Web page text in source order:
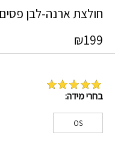
חולצת ארנה-לבן פסים
₪199
מדורג5מתוך
דירוג לקוחות
בחרי מידה
OS